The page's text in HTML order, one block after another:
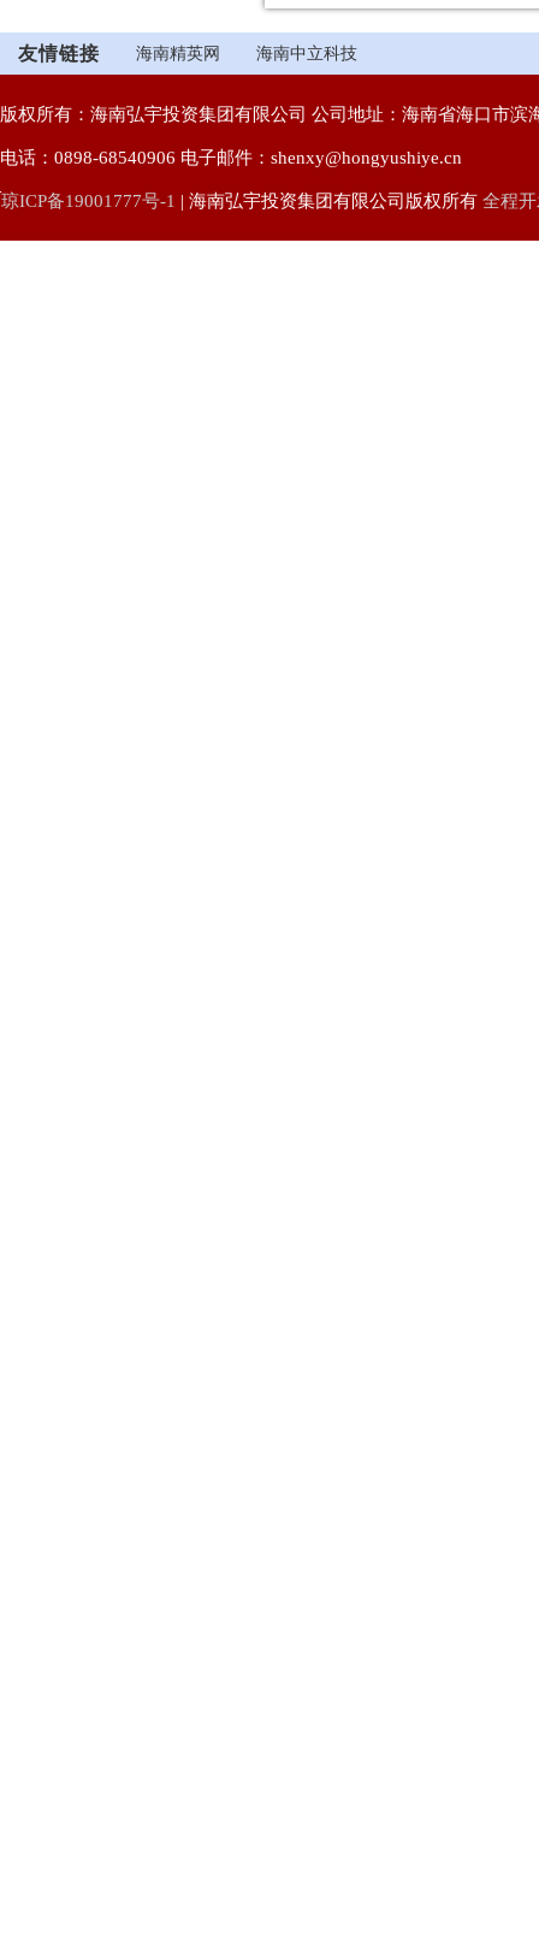
友情链接 海南精英网 海南中立科技
版权所有：海南弘宇投资集团有限公司 公司地址：海南省海口市滨
电话：0898-68540906 电子邮件：shenxy@hongyushiye.cn
琼ICP备19001777号-1 | 海南弘宇投资集团有限公司版权所有 全程